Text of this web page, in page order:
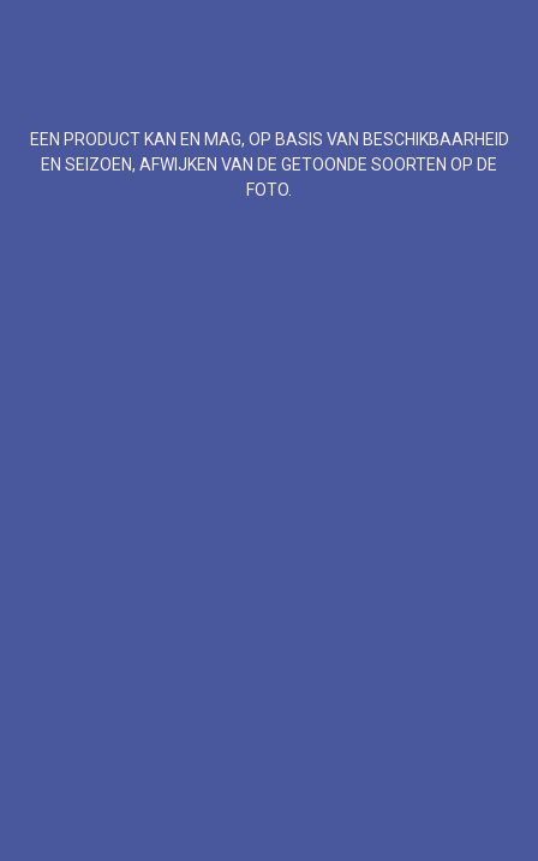
EEN PRODUCT KAN EN MAG, OP BASIS VAN BESCHIKBAARHEID
EN SEIZOEN, AFWIJKEN VAN DE GETOONDE SOORTEN OP DE
FOTO.